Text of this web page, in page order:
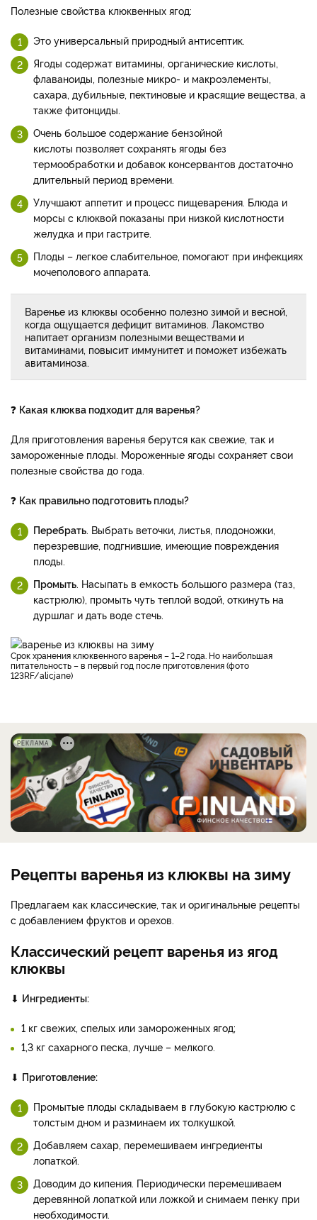
Полезные свойства клюквенных ягод:
Это универсальный природный антисептик.
Ягоды содержат витамины, органические кислоты,
флаваноиды, полезные микро- и макроэлементы,
сахара, дубильные, пектиновые и красящие вещества, а
также фитонциды.
Очень большое содержание бензойной
кислоты позволяет сохранять ягоды без
термообработки и добавок консервантов достаточно
длительный период времени.
Улучшают аппетит и процесс пищеварения. Блюда и
морсы с клюквой показаны при низкой кислотности
желудка и при гастрите.
Плоды – легкое слабительное, помогают при инфекциях
мочеполового аппарата.
Варенье из клюквы особенно полезно зимой и весной,
когда ощущается дефицит витаминов. Лакомство
напитает организм полезными веществами и
витаминами, повысит иммунитет и поможет избежать
авитаминоза.
❓ Какая клюква подходит для варенья?
Для приготовления варенья берутся как свежие, так и
замороженные плоды. Мороженные ягоды сохраняет свои
полезные свойства до года.
❓ Как правильно подготовить плоды?
Перебрать . Выбрать веточки, листья, плодоножки,
перезревшие, подгнившие, имеющие повреждения
плоды.
Промыть . Насыпать в емкость большого размера (таз,
кастрюлю), промыть чуть теплой водой, откинуть на
дуршлаг и дать воде стечь.
Срок хранения клюквенного варенья – 1–2 года. Но наибольшая
питательность – в первый год после приготовления (фото
123RF/alicjane)
РЕКЛАМА
Рецепты варенья из клюквы на зиму
Предлагаем как классические, так и оригинальные рецепты
с добавлением фруктов и орехов.
Классический рецепт варенья из ягод
клюквы
⬇ Ингредиенты:
1 кг свежих, спелых или замороженных ягод;
1,3 кг сахарного песка, лучше – мелкого.
⬇ Приготовление:
Промытые плоды складываем в глубокую кастрюлю с
толстым дном и разминаем их толкушкой.
Добавляем сахар, перемешиваем ингредиенты
лопаткой.
Доводим до кипения. Периодически перемешиваем
деревянной лопаткой или ложкой и снимаем пенку при
необходимости.